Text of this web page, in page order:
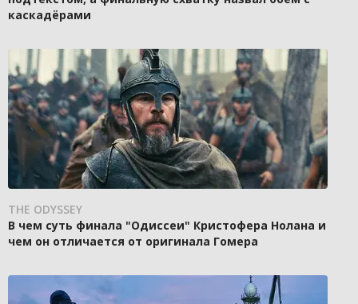
каскадёрами
THE ODYSSEY
В чем суть финала "Одиссеи" Кристофера Нолана и
чем он отличается от оригинала Гомера